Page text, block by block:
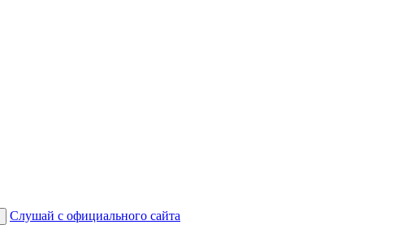
Слушай с официального сайта